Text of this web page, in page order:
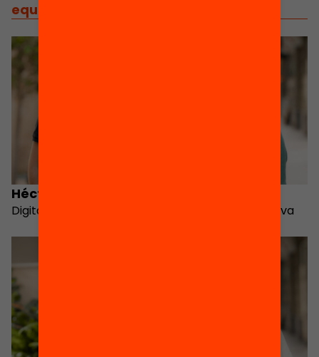
equip
Héctor Gardó
Digital Equity Director Coordinadora executiva